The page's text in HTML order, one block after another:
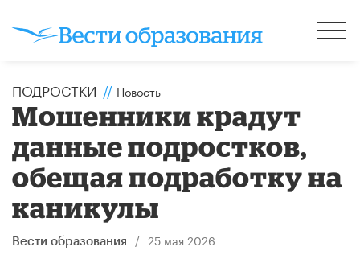
ПОДРОСТКИ // Новость
Мошенники крадут
данные подростков,
обещая подработку на
каникулы
Вести образования / 25 мая 2026